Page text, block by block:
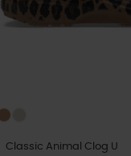
Classic Animal Clog U